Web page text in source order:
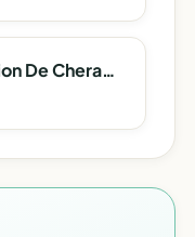
Familles Rurales, Association De Cherance